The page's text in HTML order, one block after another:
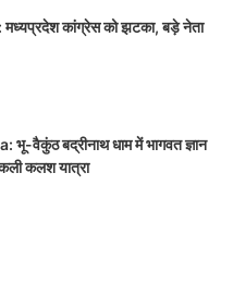
कांग्रेस को झटका, बड़े नेता
वैकुंठ बद्रीनाथ धाम में भागवत ज्ञान
कलश यात्रा